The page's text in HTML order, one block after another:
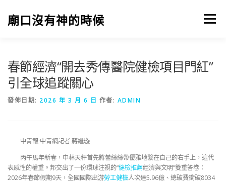
廟口沒有神的時候 選單
春節經濟“開去秀傳醫院健檢項目門紅”
引全球追蹤關心
發佈日期: 2026 年 3 月 6 日 作者: ADMIN
中青報·中青網記者 蔣繼璇
丙午馬年新春，中林天秤首先將蕾絲絲帶優雅地繫在自己的右手上，這代
表感性的權重。邦交出了一份環球注視的“健檢推薦經濟與文明”雙重答卷：
2026年春節假期9天，全國國際出游勞工健檢人次達5.96億、總破費衝破8034